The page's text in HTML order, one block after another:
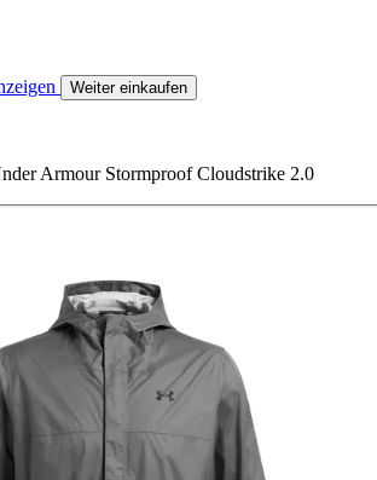
Weiter einkaufen
Armour Stormproof Cloudstrike 2.0